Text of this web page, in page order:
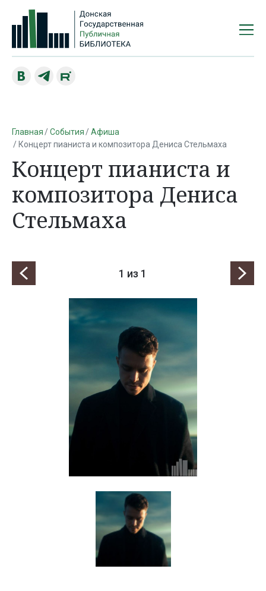
Главная События
Афиша
Концерт пианиста и композитора Дениса Стельмаха
Концерт пианиста и
композитора Дениса
Стельмаха
1 из 1